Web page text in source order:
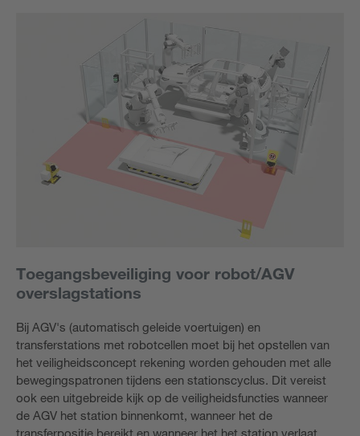
Toegangsbeveiliging voor robot/AGV
overslagstations
Bij AGV's (automatisch geleide voertuigen) en
transferstations met robotcellen moet bij het opstellen van
het veiligheidsconcept rekening worden gehouden met alle
bewegingspatronen tijdens een stationscyclus. Dit vereist
ook een uitgebreide kijk op de veiligheidsfuncties wanneer
de AGV het station binnenkomt, wanneer het de
transferpositie bereikt en wanneer het het station verlaat.